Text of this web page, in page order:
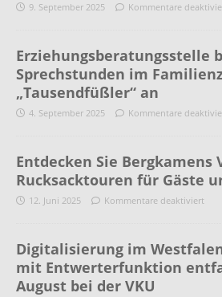
9. September 2025 Kommentare
Erziehungsberatungsstelle
Sprechstunden im
„Tausendfüßler“ an
4. September 2025 Kommentare
Entdecken Sie Bergkamens
Rucksacktouren für Gäste
12. Juni 2025 Kommentare deaktiviert
Digitalisierung im
mit Entwerterfunktion
August bei der VKU